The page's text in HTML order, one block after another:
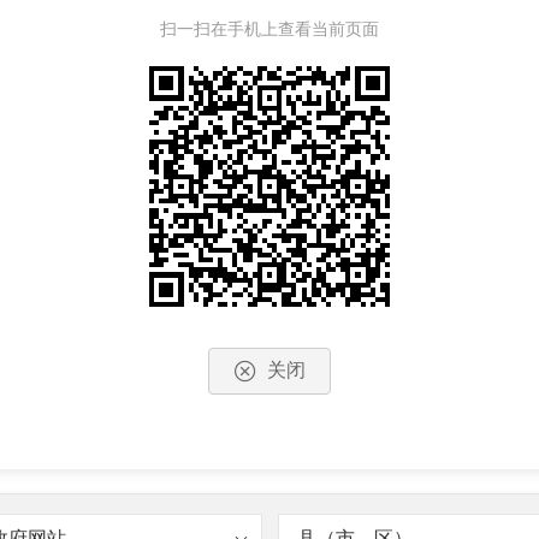
扫一扫在手机上查看当前页面
关闭